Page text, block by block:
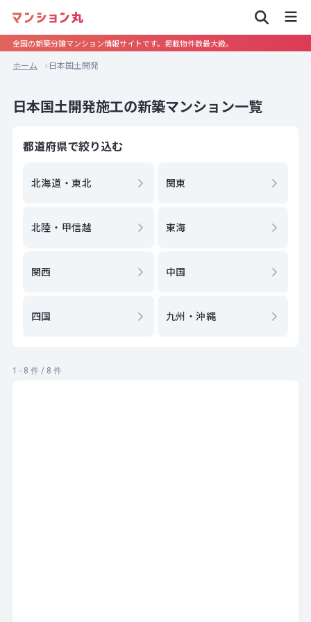
全国の新築分譲マンション情報サイトです。掲載物件数最大級。
ホーム 日本国土開発
日本国土開発施工の新築マンション一覧
都道府県で絞り込む
北海道・東北 関東
北陸・甲信越 東海
関西 中国
四国 九州・沖縄
1 - 8 件 / 8 件